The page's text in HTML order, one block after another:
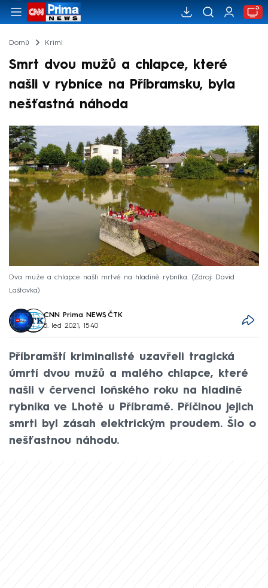
Domů Krimi
Smrt dvou mužů a chlapce, které
našli v rybníce na Příbramsku, byla
nešťastná náhoda
Dva muže a chlapce našli mrtvé na hladině rybníka.
Zdroj: David
Laštovka
CNN Prima NEWS, ČTK
5. led 2021, 15:40
Příbramští kriminalisté uzavřeli tragická
úmrtí dvou mužů a malého chlapce, které
našli v červenci loňského roku na hladině
rybníka ve Lhotě u Příbramě. Příčinou jejich
smrti byl zásah elektrickým proudem. Šlo o
nešťastnou náhodu.